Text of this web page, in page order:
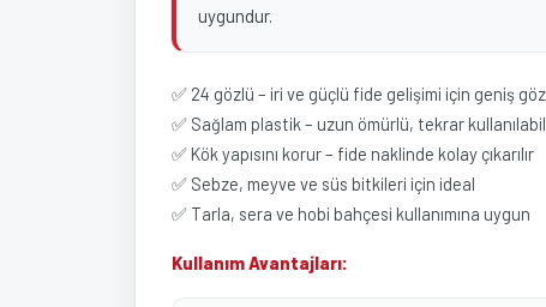
uygundur.
✅ 24 gözlü – iri ve güçlü fide gelişimi için geniş
✅ Sağlam plastik – uzun ömürlü, tekrar
✅ Kök yapısını korur – fide naklinde kolay çıkarılır
✅ Sebze, meyve ve süs bitkileri için ideal
✅ Tarla, sera ve hobi bahçesi kullanımına uygun
Kullanım Avantajları: